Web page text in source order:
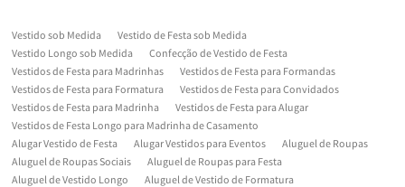
Vestido sob Medida
Vestido de Festa sob Medida
Vestido Longo sob Medida
Confecção de Vestido de Festa
Vestidos de Festa para Madrinhas
Vestidos de Festa para Formandas
Vestidos de Festa para Formatura
Vestidos de Festa para Convidados
Vestidos de Festa para Madrinha
Vestidos de Festa para Alugar
Vestidos de Festa Longo para Madrinha de Casamento
Alugar Vestido de Festa
Alugar Vestidos para Eventos
Aluguel de Roupas
Aluguel de Roupas Sociais
Aluguel de Roupas para Festa
Aluguel de Vestido Longo
Aluguel de Vestido de Formatura